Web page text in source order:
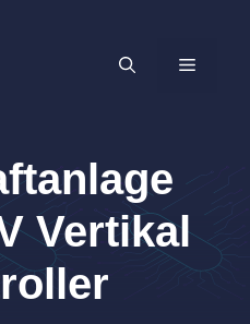
MENÜ
Vertikal